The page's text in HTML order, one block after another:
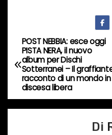
r
s
o
…
N
a
v
i
POST NEBBIA: esce oggi
PISTA NERA, il nuovo
album per Dischi
Sotterranei – Il
racconto di un mondo in
discesa libera
Di